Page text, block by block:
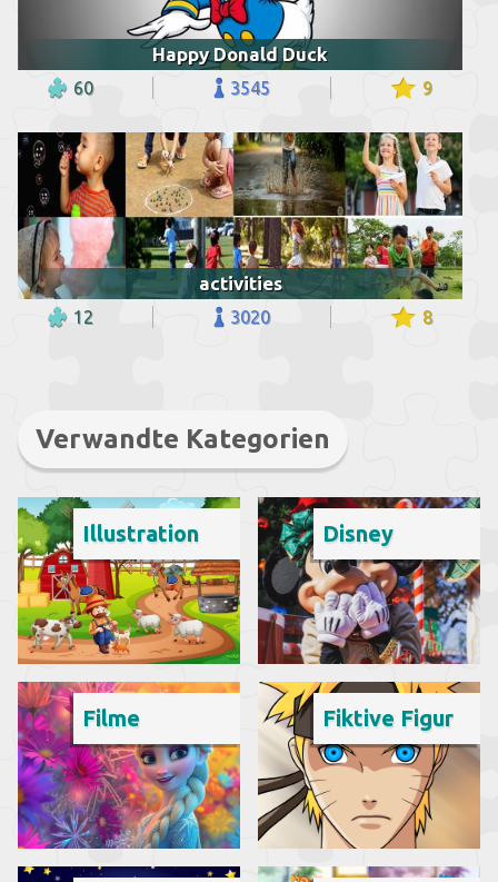
Happy Donald Duck
60 3545 9
activities
12 3020 8
Verwandte Kategorien
Illustration Disney
Filme Fiktive Figur